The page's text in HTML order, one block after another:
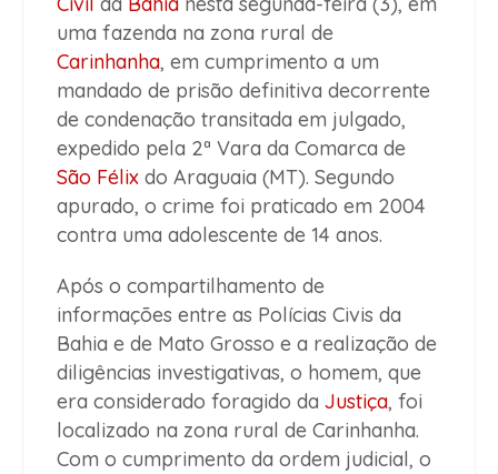
uma fazenda na zona rural de
Carinhanha, em cumprimento a um
mandado de prisão definitiva decorrente
de condenação transitada em julgado,
expedido pela 2ª Vara da Comarca de
São Félix do Araguaia (MT). Segundo
apurado, o crime foi praticado em 2004
contra uma adolescente de 14 anos.
Após o compartilhamento de
informações entre as Polícias Civis da
Bahia e de Mato Grosso e a realização de
diligências investigativas, o homem, que
era considerado foragido da Justiça, foi
localizado na zona rural de Carinhanha.
Com o cumprimento da ordem judicial, o